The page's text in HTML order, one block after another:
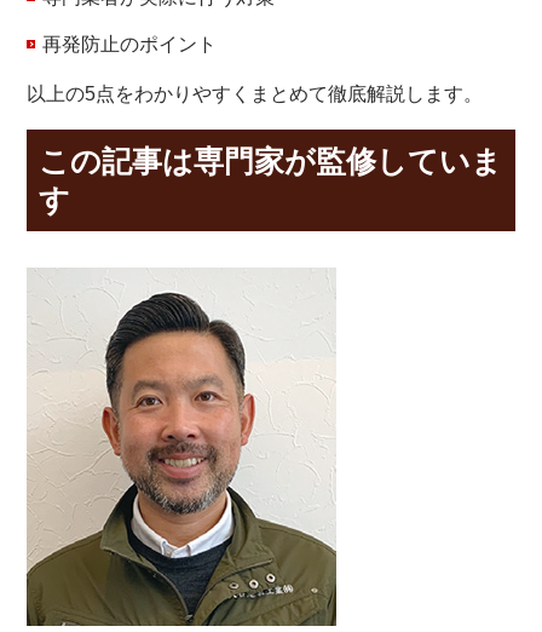
再発防止のポイント
以上の5点をわかりやすくまとめて徹底解説します。
この記事は専門家が監修していま
す